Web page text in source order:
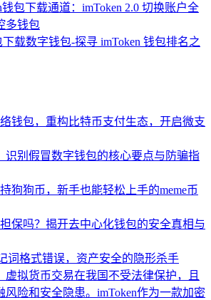
钱包下载通道：imToken 2.0 切换账户全
多钱包
载数字钱包-探寻 imToken 钱包排名之
钱包，重构比特币支付生态，开启微支
识别假冒数字钱包的核心要点与防骗指
狗狗币，新手也能轻松上手的meme币
保吗？揭开去中心化钱包的安全真相与
词格式错误，资产安全的隐形杀手
虚拟货币交易在我国不受法律保护，且
风险和安全隐患。imToken作为一款加密